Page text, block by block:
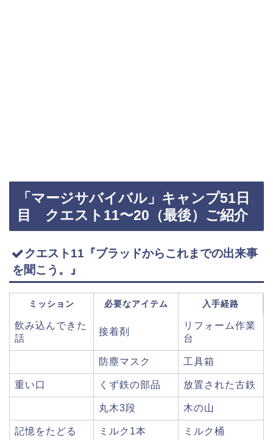
「マージサバイバル」キャンプ51日
目 クエスト11〜20（最後）ご紹介
クエスト11『ブラッドからこれまでの出来事
を聞こう。』
ミッション 必要なアイテム 入手経路
飲み込んできた
話
接着剤
リフォーム作業
台
防塵マスク 工具箱
重い口 くず鉄の部品 放置された古鉄
丸木3段 木の山
記憶をたどる ミルク1本 ミルク桶